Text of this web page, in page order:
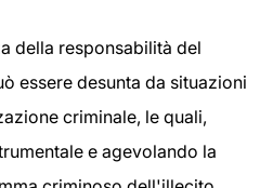
della responsabilità del
essere desunta da situazioni
criminale, le quali,
e agevolando la